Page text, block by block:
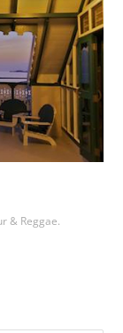
& Reggae.